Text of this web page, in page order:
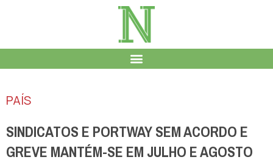
PAÍS
SINDICATOS E PORTWAY SEM ACORDO E
GREVE MANTÉM-SE EM JULHO E AGOSTO